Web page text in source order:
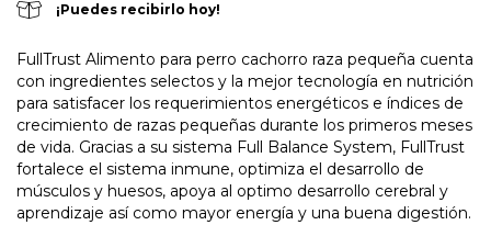
¡Puedes recibirlo hoy!
FullTrust Alimento para perro cachorro raza pequeña cuenta
con ingredientes selectos y la mejor tecnología en nutrición
para satisfacer los requerimientos energéticos e índices de
crecimiento de razas pequeñas durante los primeros meses
de vida. Gracias a su sistema Full Balance System, FullTrust
fortalece el sistema inmune, optimiza el desarrollo de
músculos y huesos, apoya al optimo desarrollo cerebral y
aprendizaje así como mayor energía y una buena digestión.